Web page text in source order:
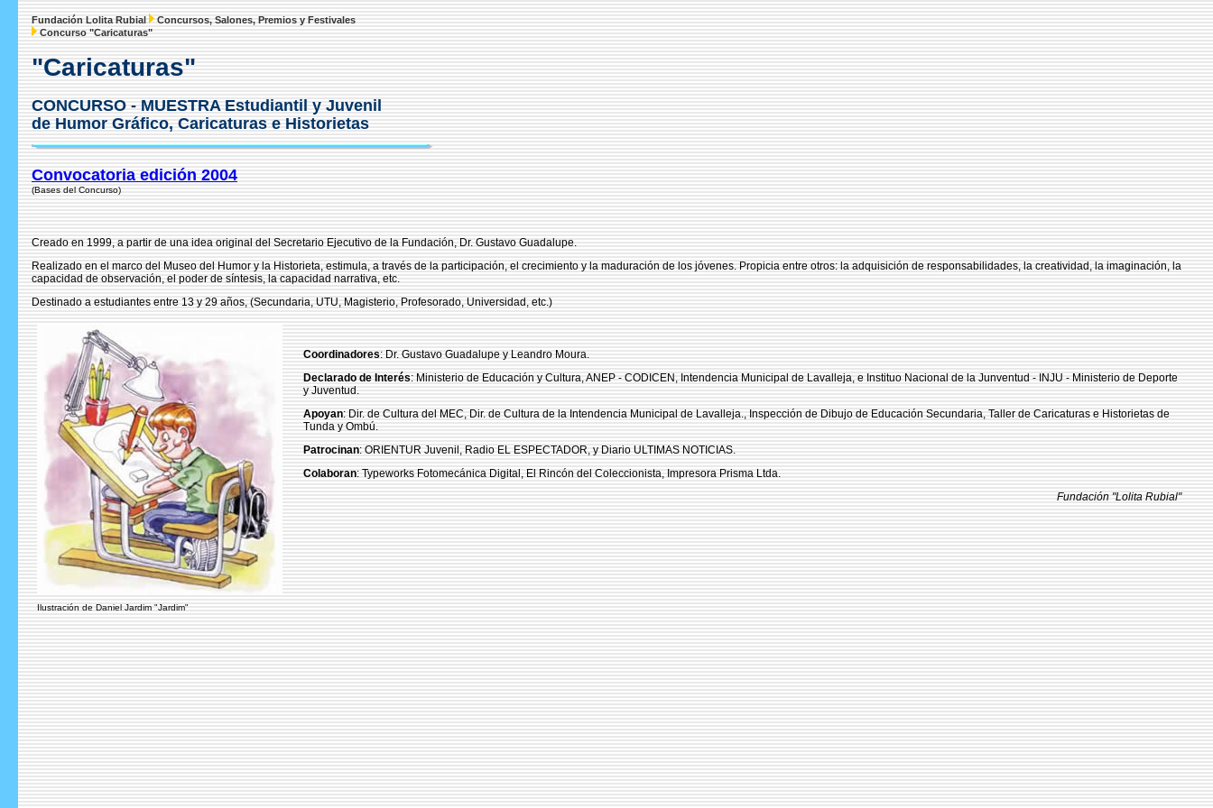
Fundación Lolita Rubial
Concursos, Salones, Premios y Festivales
Concurso "Caricaturas"
"Caricaturas"
CONCURSO - MUESTRA Estudiantil y Juvenil
de Humor Gráfico, Caricaturas e Historietas
Convocatoria edición 2004
(Bases del Concurso)
Creado en 1999, a partir de una idea original del Secretario Ejecutivo de la Fundación, Dr. Gustavo Guadalupe.
Realizado en el marco del Museo del Humor y la Historieta, estimula, a través de la participación, el crecimiento y la maduración de los jóvenes. Propicia entre otros: la adquisición de responsabilidades, la creatividad, la imaginación, la
capacidad de observación, el poder de síntesis, la capacidad narrativa, etc.
Destinado a estudiantes entre 13 y 29 años, (Secundaria, UTU, Magisterio, Profesorado, Universidad, etc.)
Ilustración de Daniel Jardim "Jardim"
Coordinadores: Dr. Gustavo Guadalupe y Leandro Moura.
Declarado de Interés: Ministerio de Educación y Cultura, ANEP - CODICEN, Intendencia Municipal de Lavalleja, e Instituo Nacional de la Junventud - INJU - Ministerio de Deporte
y Juventud.
Apoyan: Dir. de Cultura del MEC, Dir. de Cultura de la Intendencia Municipal de Lavalleja., Inspección de Dibujo de Educación Secundaria, Taller de Caricaturas e Historietas de
Tunda y Ombú.
Patrocinan: ORIENTUR Juvenil, Radio EL ESPECTADOR, y Diario ULTIMAS NOTICIAS.
Colaboran: Typeworks Fotomecánica Digital, El Rincón del Coleccionista, Impresora Prisma Ltda.
Fundación "Lolita Rubial"